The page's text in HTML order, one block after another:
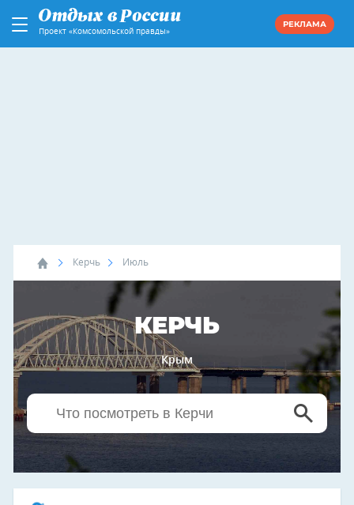
Проект «Комсомольской правды»
РЕКЛАМА
Керчь Июль
КЕРЧЬ
Крым